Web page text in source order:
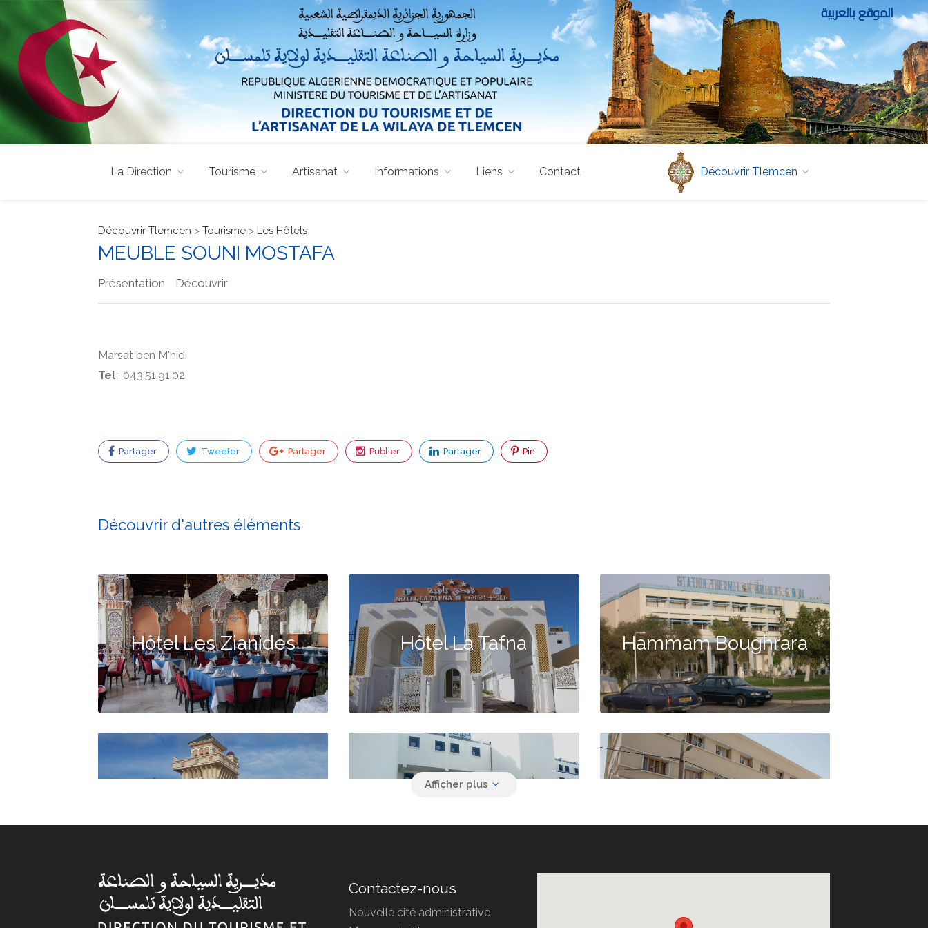
الموقع بالعربية
La Direction Tourisme Artisanat Informations Liens Contact Découvrir Tlemcen
Découvrir Tlemcen > Tourisme > Les Hôtels
MEUBLE SOUNI MOSTAFA
Présentation Découvrir
Marsat ben M'hidi
Tel : 043.51.91.02
Partager Tweeter Partager Publier Partager Pin
Découvrir d'autres éléments
Hôtel Les Zianides Hôtel La Tafna Hammam Boughrara
Contactez-nous
Nouvelle cité administrative